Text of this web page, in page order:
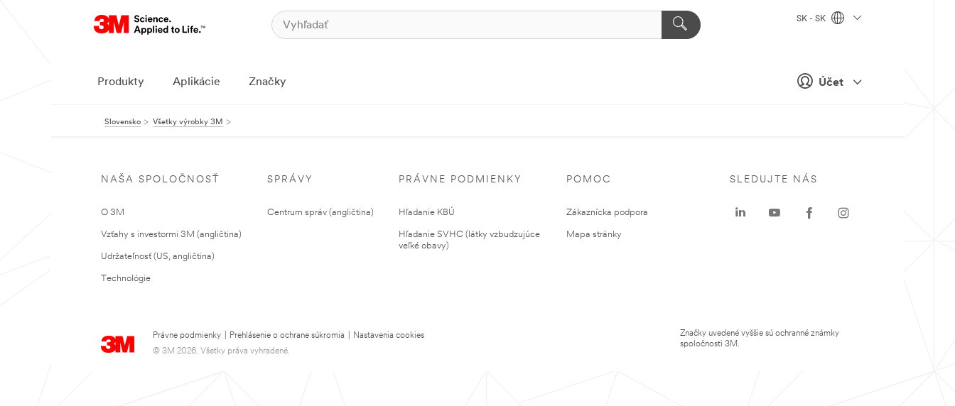
Účet
SK - SK
Produkty Aplikácie Značky
Slovensko Všetky výrobky 3M
NAŠA SPOLOČNOSŤ
O 3M
Vzťahy s investormi 3M (angličtina)
Udržateľnosť (US, angličtina)
Technológie
SPRÁVY
Centrum správ (angličtina)
PRÁVNE PODMIENKY
Hľadanie KBÚ
Hľadanie SVHC (látky vzbudzujúce
veľké obavy)
POMOC
Zákaznícka podpora
Mapa stránky
Právne podmienky Prehlásenie o ochrane súkromia
Nastavenia cookies
© 3M 2026. Všetky práva vyhradené.
SLEDUJTE NÁS
Značky uvedené vyššie sú ochranné známky
spoločnosti 3M.